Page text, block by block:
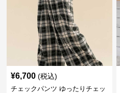
¥6,700 (税込)
チェックパンツ ゆったりチェッ